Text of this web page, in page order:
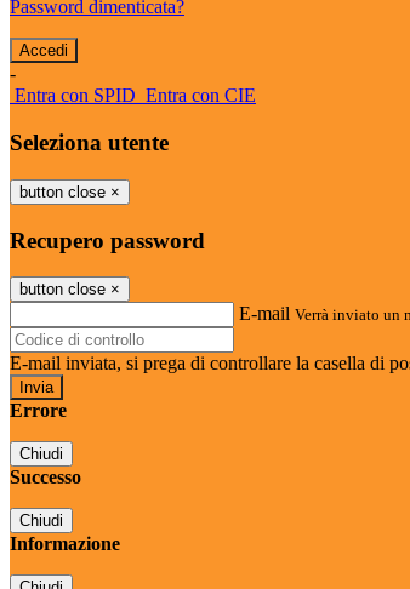
Password dimenticata?
-
Entra con SPID Entra con CIE
Seleziona utente
button close ×
Recupero password
button close ×
E-mail Verrà inviato un
E-mail inviata, si prega di controllare la casella di
Errore
Chiudi
Successo
Chiudi
Informazione